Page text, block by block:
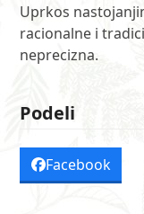
Uprkos
racionalne i
neprecizna.
Podeli
Facebook